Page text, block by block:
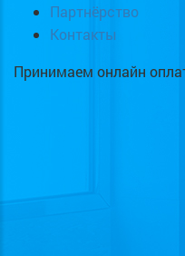
Партнёрство
Контакты
Принимаем онлайн